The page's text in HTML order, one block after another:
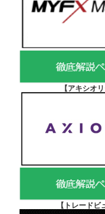
【アキシオ
【 トレードビ